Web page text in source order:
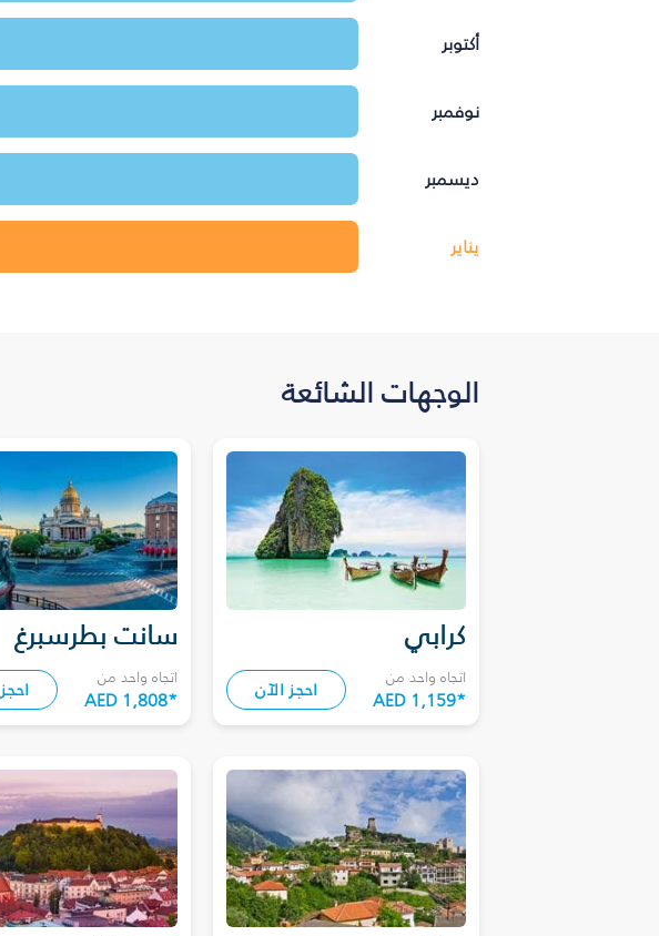
أكتوبر
نوفمبر
ديسمبر
يناير
الوجهات الشائعة
كرابي
اتجاه واحد من
AED 1,159* احجز الآن
سانت بطرسبرغ
اتجاه واحد من
AED 1,808*